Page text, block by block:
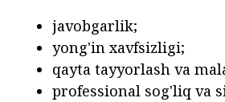
javobgarlik;
yong'in xavfsizligi;
qayta tayyorlash va
professional sog'liq va